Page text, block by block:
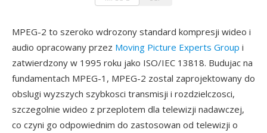
MPEG-2 to szeroko wdrozony standard kompresji wideo i
audio opracowany przez Moving Picture Experts Group i
zatwierdzony w 1995 roku jako ISO/IEC 13818. Budujac na
fundamentach MPEG-1, MPEG-2 zostal zaprojektowany do
obslugi wyzszych szybkosci transmisji i rozdzielczosci,
szczegolnie wideo z przeplotem dla telewizji nadawczej,
co czyni go odpowiednim do zastosowan od telewizji o